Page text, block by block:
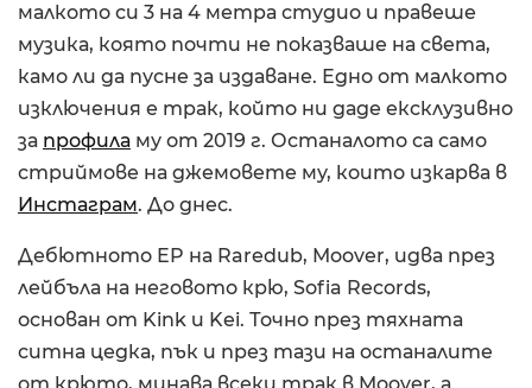
малкото си 3 на 4 метра студио и правеше
музика, която почти не показваше на света,
камо ли да пусне за издаване. Едно от малкото
изключения е трак, който ни даде ексклузивно
за профила му от 2019 г. Останалото са само
стриймове на джемовете му, които изкарва в
Инстаграм. До днес.
Дебютното EP на Raredub, Moover, идва през
лейбъла на неговото крю, Sofia Records,
основан от Kink и Kei. Точно през тяхната
ситна цедка, пък и през тази на останалите